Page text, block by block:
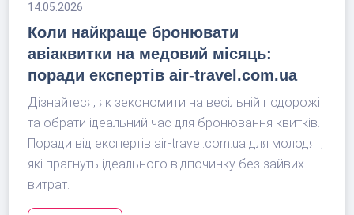
14.05.2026
Коли найкраще бронювати
авіаквитки на медовий місяць:
поради експертів air-travel.com.ua
Дізнайтеся, як зекономити на весільній подорожі
та обрати ідеальний час для бронювання квитків.
Поради від експертів air-travel.com.ua для молодят,
які прагнуть ідеального відпочинку без зайвих
витрат.